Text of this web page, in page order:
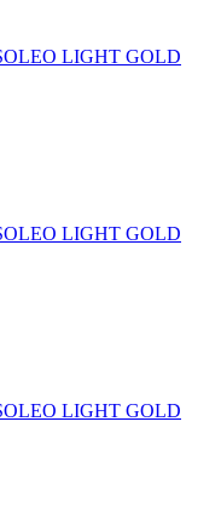
LIGHT GOLD
LIGHT GOLD
LIGHT GOLD